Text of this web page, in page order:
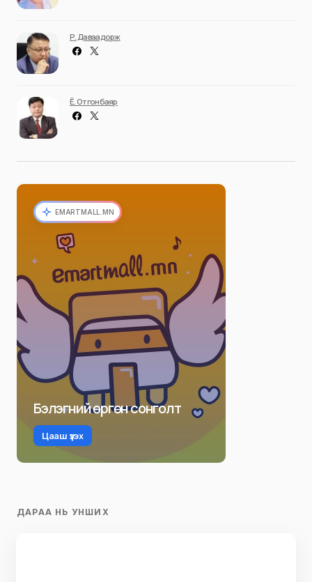
Р. Даваадорж
Ё. Отгонбаяр
EMARTMALL.MN
Бэлэгний өргөн сонголт
Цааш үзэх
ДАРАА НЬ УНШИХ